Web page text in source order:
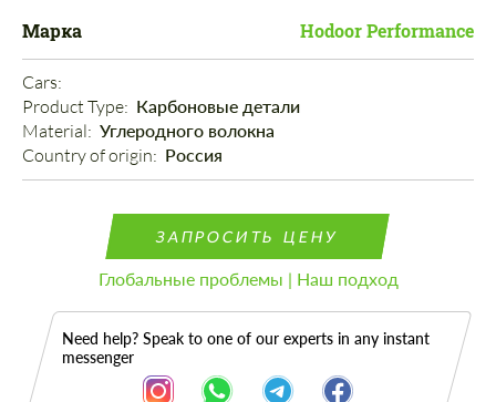
Марка Hodoor Performance
Cars:
Product Type: Карбоновые детали
Material: Углеродного волокна
Country of origin: Россия
ЗАПРОСИТЬ ЦЕНУ
Глобальные проблемы | Наш подход
Need help? Speak to one of our experts in any instant
messenger